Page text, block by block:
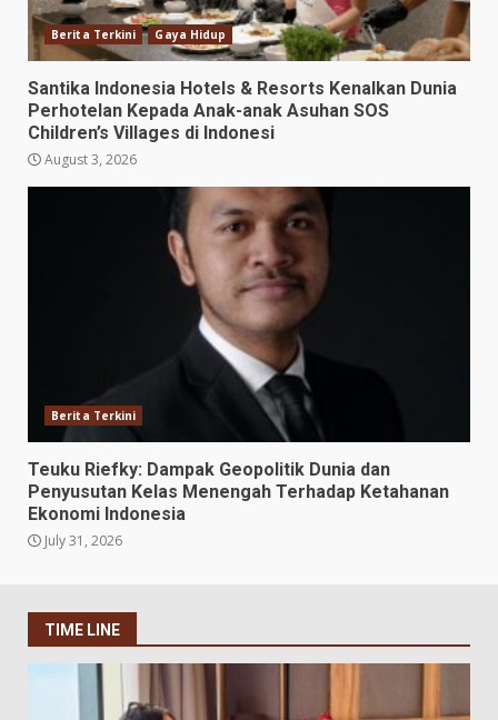
Berita Terkini Gaya Hidup
Santika Indonesia Hotels & Resorts Kenalkan Dunia
Perhotelan Kepada Anak-anak Asuhan SOS
Children’s Villages di Indonesi
August 3, 2026
Berita Terkini
Teuku Riefky: Dampak Geopolitik Dunia dan
Penyusutan Kelas Menengah Terhadap Ketahanan
Ekonomi Indonesia
July 31, 2026
TIME LINE